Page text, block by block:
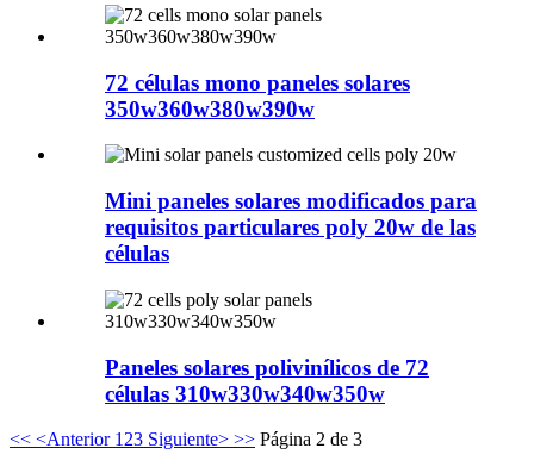
72 células mono paneles solares
350w360w380w390w
Mini paneles solares modificados para
requisitos particulares poly 20w de las
células
Paneles solares polivinílicos de 72
células 310w330w340w350w
<< <Anterior 1 23 Siguiente> >> Página 2 de 3